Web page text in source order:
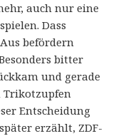
auch nur eine
Dass
befördern
bitter
und gerade
Trikotzupfen
Entscheidung
erzählt, ZDF-